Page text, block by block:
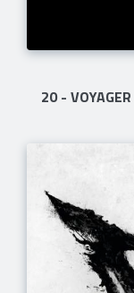
20 - VOYAGER